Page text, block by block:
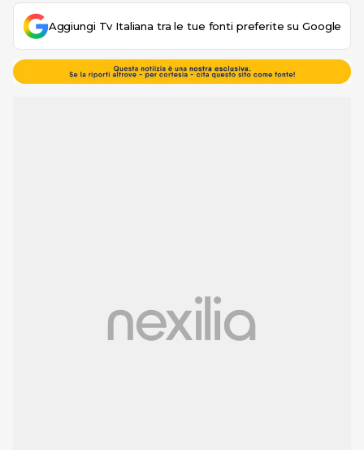
Aggiungi Tv Italiana tra le tue fonti preferite su Google